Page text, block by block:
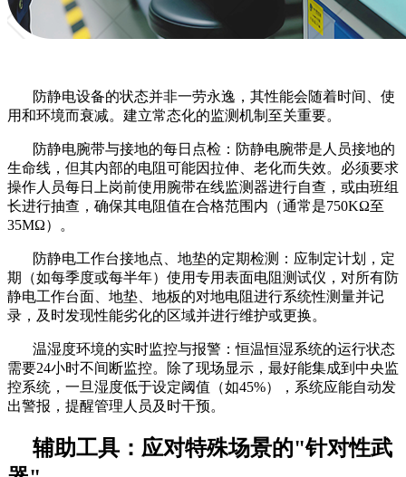
防静电设备的状态并非一劳永逸，其性能会随着时间、使
用和环境而衰减。建立常态化的监测机制至关重要。
防静电腕带与接地的每日点检：防静电腕带是人员接地的
生命线，但其内部的电阻可能因拉伸、老化而失效。必须要求
操作人员每日上岗前使用腕带在线监测器进行自查，或由班组
长进行抽查，确保其电阻值在合格范围内（通常是750KΩ至
35MΩ）。
防静电工作台接地点、地垫的定期检测：应制定计划，定
期（如每季度或每半年）使用专用表面电阻测试仪，对所有防
静电工作台面、地垫、地板的对地电阻进行系统性测量并记
录，及时发现性能劣化的区域并进行维护或更换。
温湿度环境的实时监控与报警：恒温恒湿系统的运行状态
需要24小时不间断监控。除了现场显示，最好能集成到中央监
控系统，一旦湿度低于设定阈值（如45%），系统应能自动发
出警报，提醒管理人员及时干预。
辅助工具：应对特殊场景的"针对性武